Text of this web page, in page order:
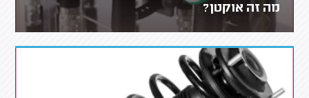
מה זה אוקטן?